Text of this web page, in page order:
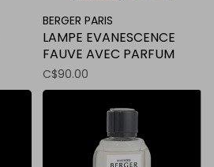
BERGER PARIS
LAMPE EVANESCENCE
FAUVE AVEC PARFUM
C$90.00